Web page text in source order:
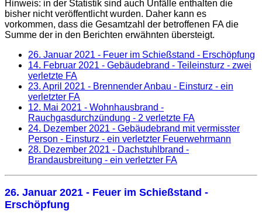
Hinweis: in der Statistik sind auch Unfälle enthalten die
bisher nicht veröffentlicht wurden. Daher kann es
vorkommen, dass die Gesamtzahl der betroffenen FAdie
Summe der in den Berichten erwähnten übersteigt.
26. Januar 2021 - Feuer im Schießstand - Erschöpfung
14. Februar 2021 - Gebäudebrand - Teileinsturz - zwei
verletzte FA
23. April 2021 - Brennender Anbau - Einsturz - ein
verletzter FA
12. Mai 2021 - Wohnhausbrand -
Rauchgasdurchzündung - 2 verletzte FA
24. Dezember 2021 - Gebäudebrand mit vermisster
Person - Einsturz - ein verletzter Feuerwehrmann
28. Dezember 2021 - Dachstuhlbrand -
Brandausbreitung - ein verletzter FA
26. Januar 2021 - Feuer im Schießstand -
Erschöpfung